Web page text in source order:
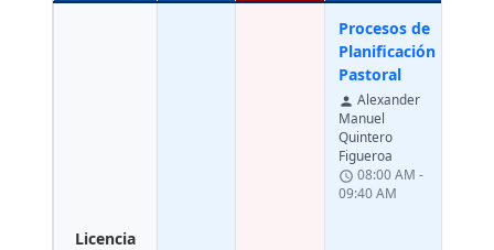
Licencia
Procesos de
Planificación
Pastoral
person Alexander
Manuel
Quintero
Figueroa
schedule 08:00 AM -
09:40 AM